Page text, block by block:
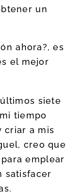
un
ahora?, es
el mejor
siete
tiempo
criar a mis
creo que
emplear
satisfacer